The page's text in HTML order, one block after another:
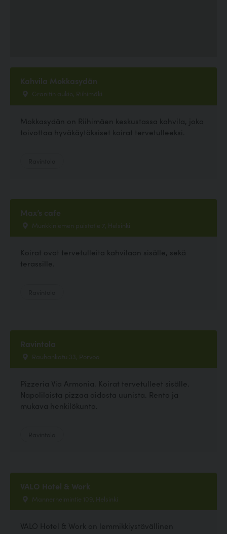
Kahvila Mokkasydän
Granitin aukio, Riihimäki
Mokkasydän on Riihimäen keskustassa kahvila, joka
toivottaa hyväkäytöksiset koirat tervetulleeksi.
Max’s cafe
Munkkiniemen puistotie 7, Helsinki
Koirat ovat tervetulleita kahvilaan sisälle, sekä
terassille.
Ravintola
Rauhankatu 33, Porvoo
Pizzeria Via Armonia. Koirat tervetulleet sisälle.
Napolilaista pizzaa aidosta uunista. Rento ja
mukava henkilökunta.
VALO Hotel & Work
Mannerheimintie 109, Helsinki
VALO Hotel & Work on lemmikkiystävällinen